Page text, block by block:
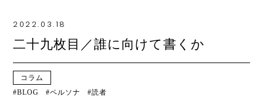
2022.03.18
二十九枚目／誰に向けて書くか
コラム
BLOG
ペルソナ 読者